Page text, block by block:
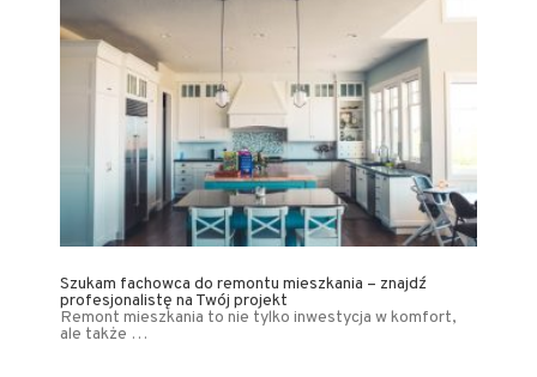
Szukam fachowca do remontu mieszkania – znajdź
profesjonalistę na Twój projekt
Remont mieszkania to nie tylko inwestycja w komfort,
ale także …